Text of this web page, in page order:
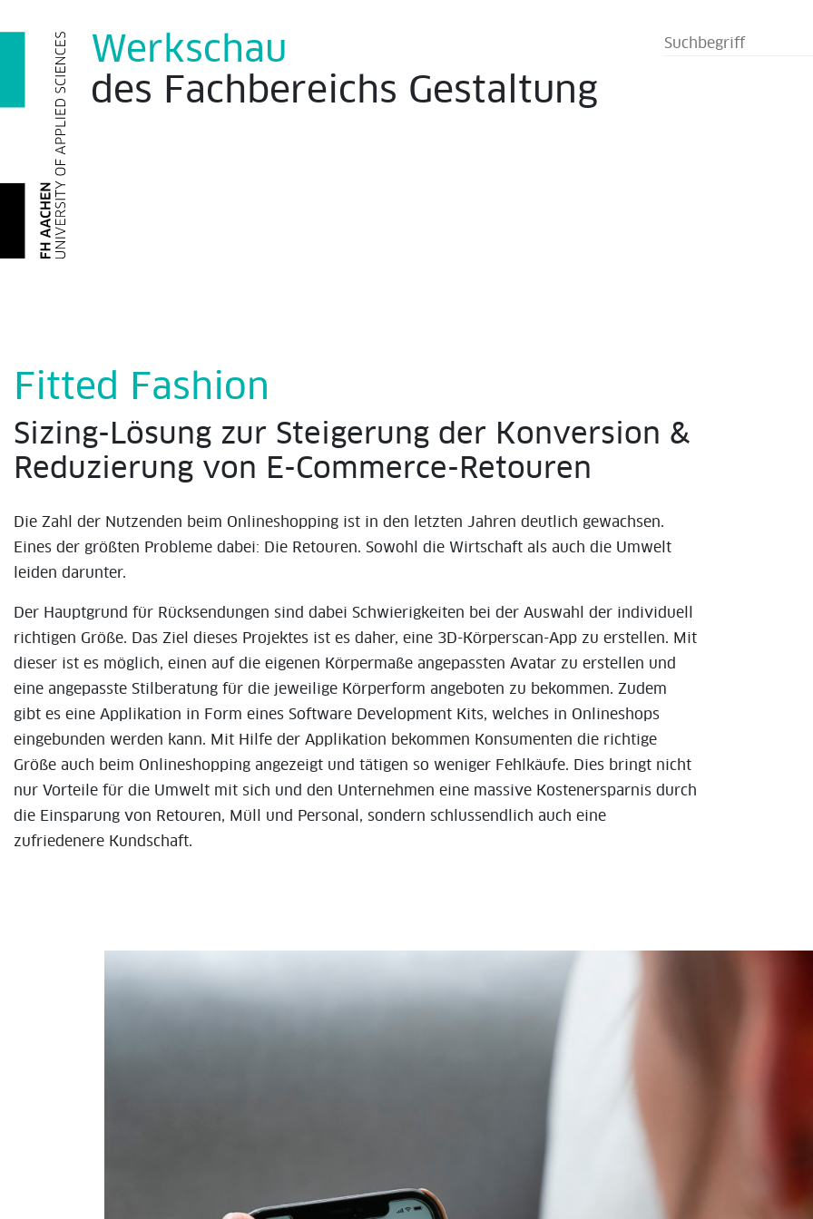
Werkschau
des Fachbereichs Gestaltung
Fitted Fashion
Sizing-Lösung zur Steigerung der Konversion &
Reduzierung von E-Commerce-Retouren
Die Zahl der Nutzenden beim Onlineshopping ist in den letzten Jahren deutlich gewachsen.
Eines der größten Probleme dabei: Die Retouren. Sowohl die Wirtschaft als auch die Umwelt
leiden darunter.
Der Hauptgrund für Rücksendungen sind dabei Schwierigkeiten bei der Auswahl der individuell
richtigen Größe. Das Ziel dieses Projektes ist es daher, eine 3D-Körperscan-App zu erstellen. Mit
dieser ist es möglich, einen auf die eigenen Körpermaße angepassten Avatar zu erstellen und
eine angepasste Stilberatung für die jeweilige Körperform angeboten zu bekommen. Zudem
gibt es eine Applikation in Form eines Software Development Kits, welches in Onlineshops
eingebunden werden kann. Mit Hilfe der Applikation bekommen Konsumenten die richtige
Größe auch beim Onlineshopping angezeigt und tätigen so weniger Fehlkäufe. Dies bringt nicht
nur Vorteile für die Umwelt mit sich und den Unternehmen eine massive Kostenersparnis durch
die Einsparung von Retouren, Müll und Personal, sondern schlussendlich auch eine
zufriedenere Kundschaft.